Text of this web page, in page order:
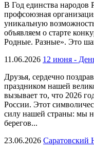
В Год единства народов
профсоюзная
уникальную
объявляем о старте
Родные. Разные». Это
11.06.2026 12 июня -
Друзья, сердечно
праздником нашей
вызывает то, что 2026
России. Этот
силу нашей страны: мы
берегов...
23.06.2026 Саратовский